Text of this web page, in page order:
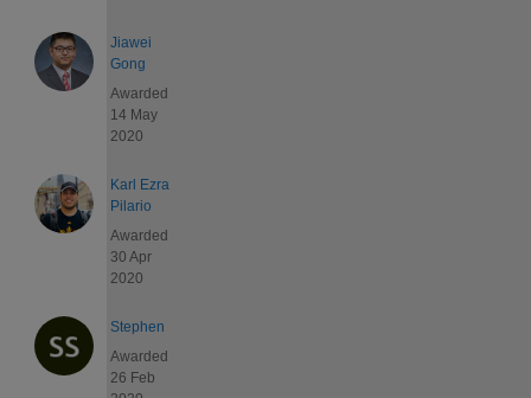
Jiawei
Gong
Awarded
14 May
2020
Karl Ezra
Pilario
Awarded
30 Apr
2020
Stephen
Awarded
26 Feb